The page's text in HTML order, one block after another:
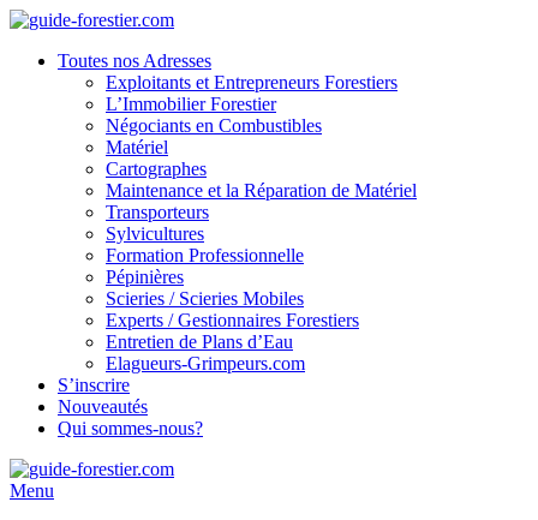
Toutes nos Adresses
Exploitants et Entrepreneurs Forestiers
L’Immobilier Forestier
Négociants en Combustibles
Matériel
Cartographes
Maintenance et la Réparation de Matériel
Transporteurs
Sylvicultures
Formation Professionnelle
Pépinières
Scieries / Scieries Mobiles
Experts / Gestionnaires Forestiers
Entretien de Plans d’Eau
Elagueurs-Grimpeurs.com
S’inscrire
Nouveautés
Qui sommes-nous?
Menu